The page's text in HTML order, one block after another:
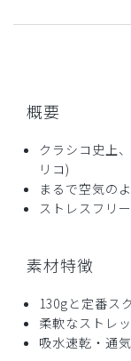
年齢:
サイズ感
小さめ
ストレッチ感 よ
厚さとても薄い
サイズミスって
ークグリーン/M
役に立った 0
概要
クラシコ史上
リコ)
まるで空気の
ストレスフリ
素材特徴
130gと定番ス
柔軟なストレ
吸水速乾・通